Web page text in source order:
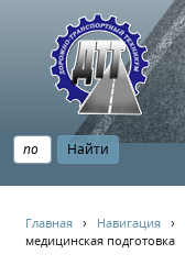
НАВИГАЦИЯ
Главная › Навигация ›
медицинская подготовка